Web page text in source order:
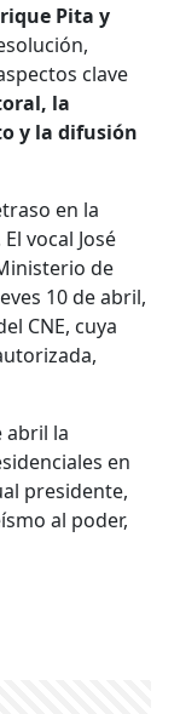
Pita y
clave
la
y la difusión
en la
vocal José
de
10 de abril,
CNE, cuya
abril la
en
presidente,
al poder,